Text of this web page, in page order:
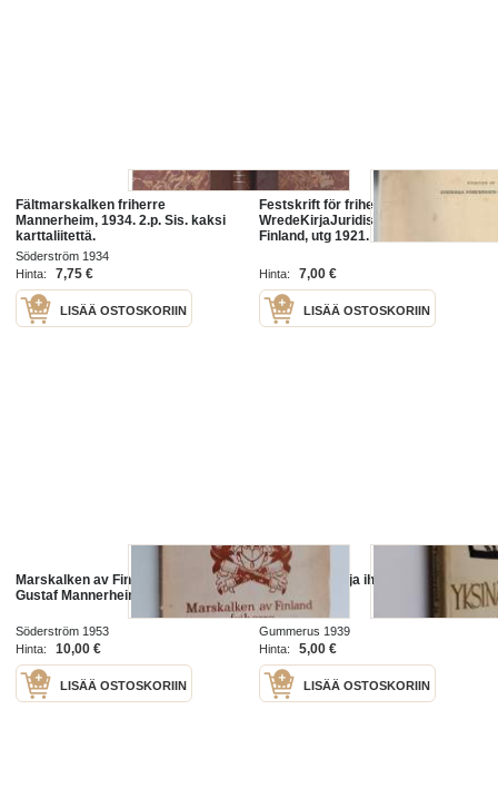
Fältmarskalken friherre
Mannerheim, 1934. 2.p. Sis. kaksi
karttaliitettä.
Söderström 1934
Hinta:
7,75 €
LISÄÄ OSTOSKORIIN
Festskrift för friherre R. A.
WredeKirjaJuridiska föreningen i
Finland, utg 1921.
Hinta: 7,00 €
LISÄÄ OSTOSKORIIN
Marskalken av Finland, Friherre
Gustaf Mannerheim
Söderström 1953
Hinta:
10,00 €
LISÄÄ OSTOSKORIIN
Yksinäisyyttä ja ihmisvilinää -
muistelmia
Gummerus 1939
Hinta:
5,00 €
LISÄÄ OSTOSKORIIN